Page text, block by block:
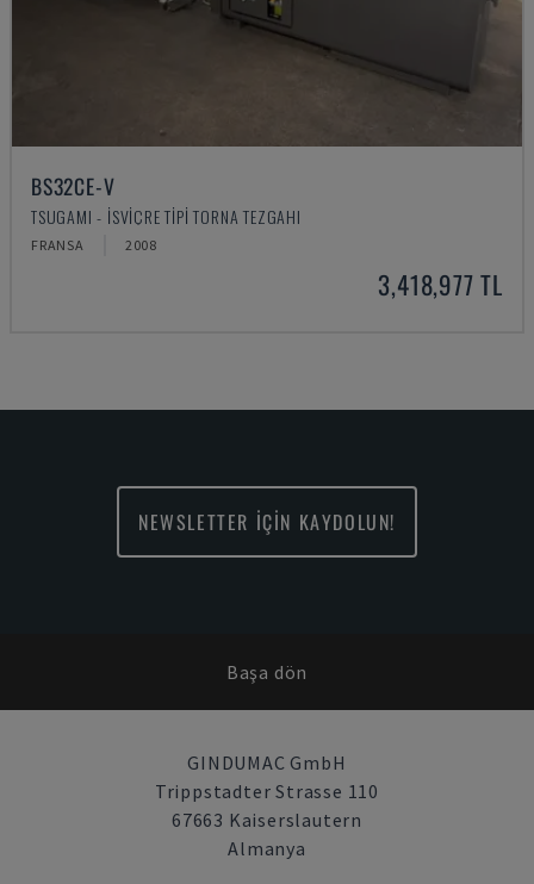
BS32CE-V
TSUGAMI - İSVIÇRE TIPI TORNA TEZGAHI
FRANSA 2008
3,418,977 TL
NEWSLETTER İÇİN KAYDOLUN!
Başa dön
GINDUMAC GmbH
Trippstadter Strasse 110
67663 Kaiserslautern
Almanya